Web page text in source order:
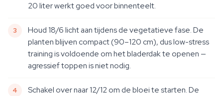
20 liter werkt goed voor binnenteelt.
Houd 18/6 licht aan tijdens de vegetatieve fase. De
planten blijven compact (90–120 cm), dus low-stress
training is voldoende om het bladerdak te openen —
agressief toppen is niet nodig.
Schakel over naar 12/12 om de bloei te starten. De